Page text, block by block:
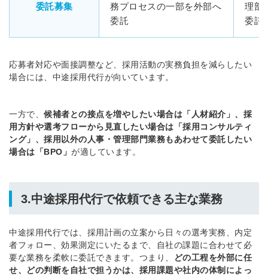
委託募集
務プロセスの一部を外部へ
委託
理部
委託
応募者対応や面接調整など、採用活動の実務負担を減らしたい
場合には、中途採用代行が向いています。
一方で、 候補者との接点を増やしたい場合は「人材紹介」、採
用方針や選考フローから見直したい場合は「採用コンサルティ
ング」、採用以外の人事・管理部門業務もあわせて委託したい
場合は「BPO」 が適しています。
3.中途採用代行で依頼できる主な業務
中途採用代行では、採用計画の立案から日々の選考実務、内定
者フォロー、効果測定にいたるまで、自社の課題に合わせて必
要な業務を柔軟に委託できます。つまり、
どの工程を外部に任
せ、どの判断を自社で担うかは、採用課題や社内の体制によっ